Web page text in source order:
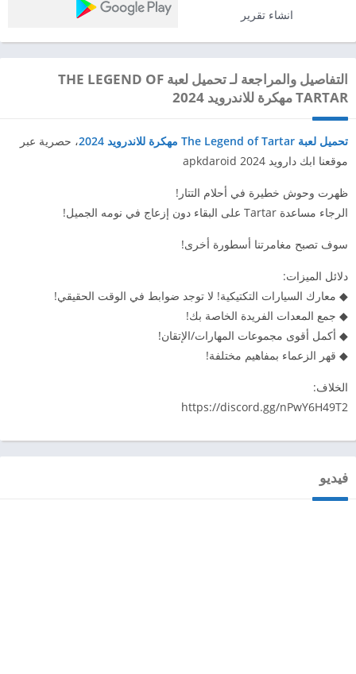
انشاء تقرير
التفاصيل والمراجعة لـ تحميل لعبة THE LEGEND OF
TARTAR مهكرة للاندرويد 2024
تحميل لعبة The Legend of Tartar مهكرة للاندرويد 2024
، حصرية عبر
موقعنا ابك دارويد 2024 apkdaroid
ظهرت وحوش خطيرة في أحلام التتار!
الرجاء مساعدة Tartar على البقاء دون إزعاج في نومه الجميل!
سوف تصبح مغامرتنا أسطورة أخرى!
دلائل الميزات:
◆ معارك السيارات التكتيكية! لا توجد ضوابط في الوقت الحقيقي!
◆ جمع المعدات الفريدة الخاصة بك!
◆ أكمل أقوى مجموعات المهارات/الإتقان!
◆ قهر الزعماء بمفاهيم مختلفة!
الخلاف:
https://discord.gg/nPwY6H49T2
فيديو